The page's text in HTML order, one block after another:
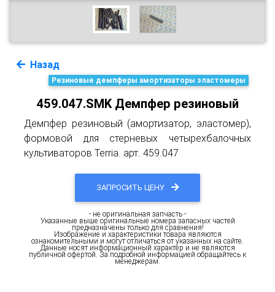
Назад
Резиновые демпферы амортизаторы эластомеры
459.047.SMK Демпфер резиновый
Демпфер резиновый (амортизатор, эластомер),
формовой для стерневых четырехбалочных
культиваторов Terria. арт. 459.047
ЗАПРОСИТЬ ЦЕНУ
- не оригинальная запчасть -
Указанные выше оригинальные номера запасных частей
предназначены только для сравнения!
Изображение и характеристики товара являются
ознакомительными и могут отличаться от указанных на сайте.
Данные носят информационный характер и не являются
публичной офертой. За подробной информацией обращайтесь к
менеджерам.